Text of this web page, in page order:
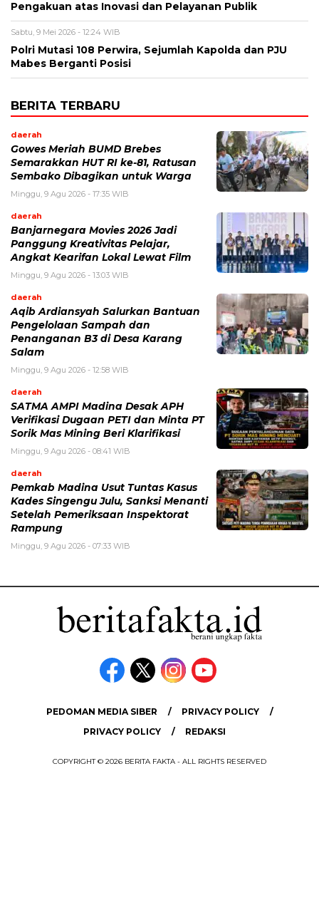
Pengakuan atas Inovasi dan Pelayanan Publik
Sabtu, 9 Mei 2026 - 12:24 WIB
Polri Mutasi 108 Perwira, Sejumlah Kapolda dan PJU
Mabes Berganti Posisi
BERITA TERBARU
daerah
Gowes Meriah BUMD Brebes
Semarakkan HUT RI ke-81, Ratusan
Sembako Dibagikan untuk Warga
Minggu, 9 Agu 2026 - 17:35 WIB
daerah
Banjarnegara Movies 2026 Jadi
Panggung Kreativitas Pelajar,
Angkat Kearifan Lokal Lewat Film
Minggu, 9 Agu 2026 - 13:03 WIB
daerah
Aqib Ardiansyah Salurkan Bantuan
Pengelolaan Sampah dan
Penanganan B3 di Desa Karang
Salam
Minggu, 9 Agu 2026 - 12:58 WIB
daerah
SATMA AMPI Madina Desak APH
Verifikasi Dugaan PETI dan Minta PT
Sorik Mas Mining Beri Klarifikasi
Minggu, 9 Agu 2026 - 08:41 WIB
daerah
Pemkab Madina Usut Tuntas Kasus
Kades Singengu Julu, Sanksi Menanti
Setelah Pemeriksaan Inspektorat
Rampung
Minggu, 9 Agu 2026 - 07:33 WIB
PEDOMAN MEDIA SIBER
PRIVACY POLICY
PRIVACY POLICY
REDAKSI
COPYRIGHT © 2026 BERITA FAKTA - ALL RIGHTS RESERVED